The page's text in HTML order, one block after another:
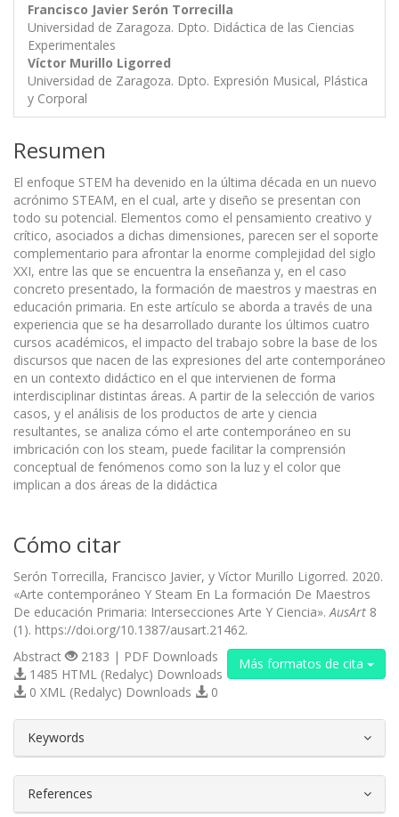
Francisco Javier Serón Torrecilla
Universidad de Zaragoza. Dpto. Didáctica de las Ciencias
Experimentales
Víctor Murillo Ligorred
Universidad de Zaragoza. Dpto. Expresión Musical, Plástica
y Corporal
Resumen
El enfoque STEM ha devenido en la última década en un nuevo
acrónimo STEAM, en el cual, arte y diseño se presentan con
todo su potencial. Elementos como el pensamiento creativo y
crítico, asociados a dichas dimensiones, parecen ser el soporte
complementario para afrontar la enorme complejidad del siglo
XXI, entre las que se encuentra la enseñanza y, en el caso
concreto presentado, la formación de maestros y maestras en
educación primaria. En este artículo se aborda a través de una
experiencia que se ha desarrollado durante los últimos cuatro
cursos académicos, el impacto del trabajo sobre la base de los
discursos que nacen de las expresiones del arte contemporáneo
en un contexto didáctico en el que intervienen de forma
interdisciplinar distintas áreas. A partir de la selección de varios
casos, y el análisis de los productos de arte y ciencia
resultantes, se analiza cómo el arte contemporáneo en su
imbricación con los steam, puede facilitar la comprensión
conceptual de fenómenos como son la luz y el color que
implican a dos áreas de la didáctica
Cómo citar
Serón Torrecilla, Francisco Javier, y Víctor Murillo Ligorred. 2020.
«Arte contemporáneo Y Steam En La formación De Maestros
De educación Primaria: Intersecciones Arte Y Ciencia».AusArt 8
(1). https://doi.org/10.1387/ausart.21462.
Más formatos de cita
Abstract
2183 | PDF Downloads
1485 HTML (Redalyc) Downloads
0 XML (Redalyc) Downloads
0
Keywords
References